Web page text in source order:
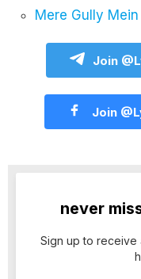
Mere Gully Mein
Join
Join
never
Sign up to receive